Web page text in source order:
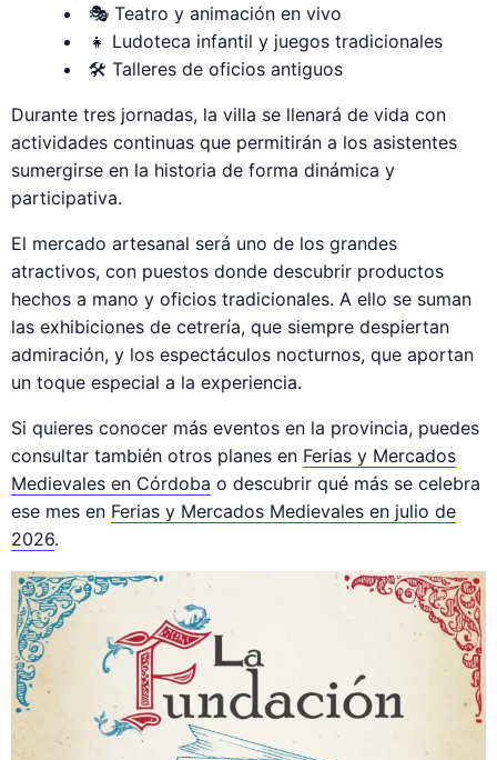
🎭 Teatro y animación en vivo
👧 Ludoteca infantil y juegos tradicionales
🛠 Talleres de oficios antiguos
Durante tres jornadas, la villa se llenará de vida con
actividades continuas que permitirán a los asistentes
sumergirse en la historia de forma dinámica y
participativa.
El mercado artesanal será uno de los grandes
atractivos, con puestos donde descubrir productos
hechos a mano y oficios tradicionales. A ello se suman
las exhibiciones de cetrería, que siempre despiertan
admiración, y los espectáculos nocturnos, que aportan
un toque especial a la experiencia.
Si quieres conocer más eventos en la provincia, puedes
consultar también otros planes en Ferias y Mercados
Medievales en Córdoba o descubrir qué más se celebra
ese mes en Ferias y Mercados Medievales en julio de
2026.